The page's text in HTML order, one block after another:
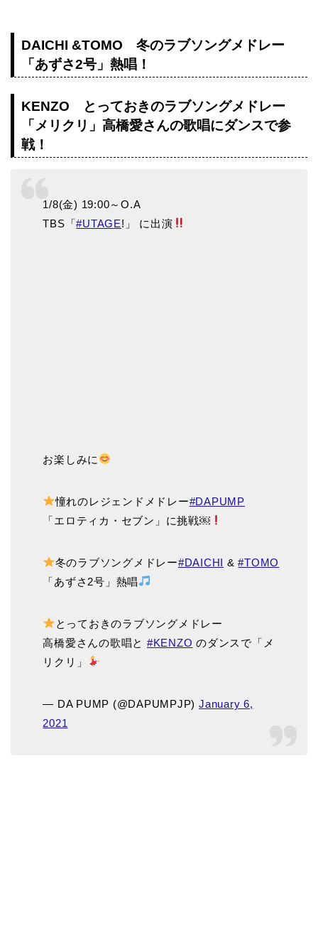
DAICHI &TOMO 冬のラブソングメドレー
「あずさ2号」熱唱！
KENZO とっておきのラブソングメドレー
「メリクリ」高橋愛さんの歌唱にダンスで参
戦！
1/8(金) 19:00～O.A
TBS「#UTAGE!」 に出演
お楽しみに
憧れのレジェンドメドレー#DAPUMP
「エロティカ・セブン」に挑戦￼
冬のラブソングメドレー#DAICHI &#TOMO
「あずさ2号」熱唱
とっておきのラブソングメドレー
高橋愛さんの歌唱と #KENZO のダンスで「メ
リクリ」
— DA PUMP (@DAPUMPJP) January 6,
2021